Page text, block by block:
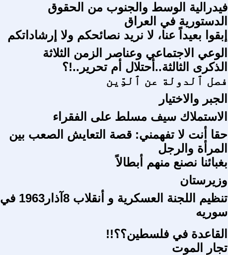
فيدرالية الوسط والجنوب من الحقوق
الدستورية في العراق
إبقوا بعيداً عنا، لا نريد نصائحكم ولا إرشاداتكم
الوعي الاجتماعي وعناصر الزمن الثلاثة
الذكرى الثالثة..أحتلال أم تحرير..!؟
فصل ٱلدولة عن ٱلدِّين
الجبر والاختيار
الاستملاك سيف مسلط على الفقراء
حقا أنت لا تفهمني: قصة التعايش الصعب بين
المرأة والرجل
بغبائنا نصنع منهم أبطالاً
وزيرستان
تنظيم اللجنة العسكرية و أنقلاب 8آذار1963 في
سوريه
القاعدة في فلسطين؟؟!!
تجار الموت